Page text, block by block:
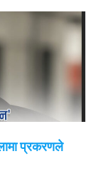
प्रकरणले